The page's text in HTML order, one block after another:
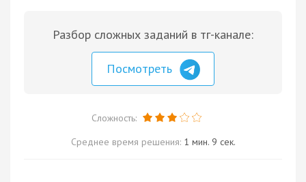
Разбор сложных заданий в тг-канале:
Посмотреть
Сложность:
Среднее время решения: 1 мин. 9 сек.